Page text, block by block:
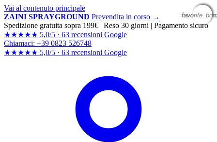
Vai al contenuto principale
ZAINI SPRAYGROUND Prevendita in corso →
Spedizione gratuita sopra 199€ | Reso 30 giorni | Pagamento sicuro
★★★★★ 5,0/5 · 63 recensioni Google
Chiamaci: +39 0823 526748
★★★★★ 5,0/5 · 63 recensioni Google